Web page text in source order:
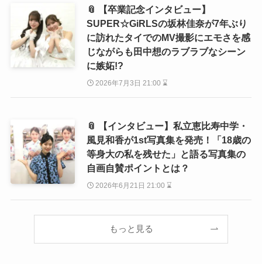
📎 【卒業記念インタビュー】
SUPER☆GiRLSの坂林佳奈が7年ぶり
に訪れたタイでのMV撮影にエモさを感
じながらも田中想のラブラブなシーン
に嫉妬!?
2026年7月3日 21:00 ⌛
📎 【インタビュー】私立恵比寿中学・
風見和香が1st写真集を発売！「18歳の
等身大の私を残せた」と語る写真集の
自画自賛ポイントとは？
2026年6月21日 21:00 ⌛
もっと見る